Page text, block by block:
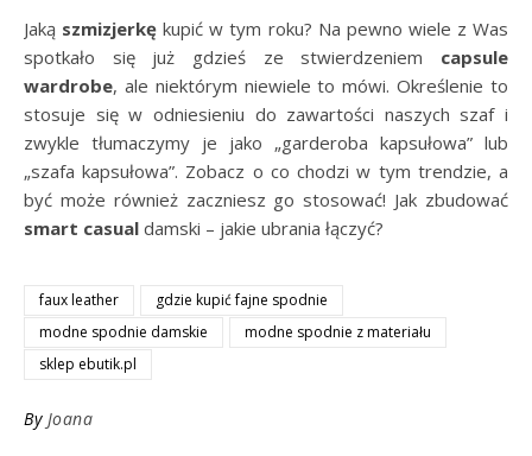
Jaką szmizjerkę kupić w tym roku? Na pewno wiele z Was
spotkało się już gdzieś ze stwierdzeniem capsule
wardrobe, ale niektórym niewiele to mówi. Określenie to
stosuje się w odniesieniu do zawartości naszych szaf i
zwykle tłumaczymy je jako „garderoba kapsułowa” lub
„szafa kapsułowa”. Zobacz o co chodzi w tym trendzie, a
być może również zaczniesz go stosować! Jak zbudować
smart casual damski – jakie ubrania łączyć?
faux leather
gdzie kupić fajne spodnie
modne spodnie damskie
modne spodnie z materiału
sklep ebutik.pl
By Joana